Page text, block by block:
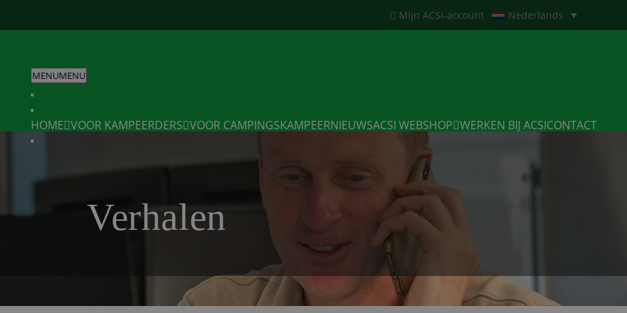
Mijn ACSI-account Nederlands
MENUMENU
HOME VOOR KAMPEERDERS VOOR CAMPINGSKAMPEERNIEUWSACSI WEBSHOP WERKEN BIJ ACSICONTACT
Verhalen